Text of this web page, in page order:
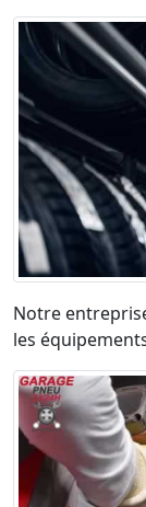
Notre
les